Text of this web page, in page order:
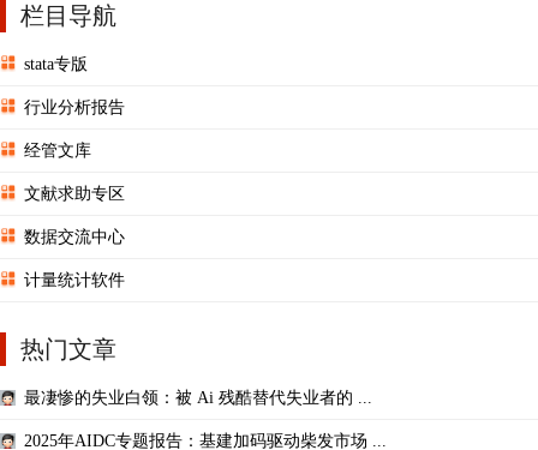
栏目导航
stata专版
行业分析报告
经管文库
文献求助专区
数据交流中心
计量统计软件
热门文章
最凄惨的失业白领：被 Ai 残酷替代失业者的 ...
2025年AIDC专题报告：基建加码驱动柴发市场 ...